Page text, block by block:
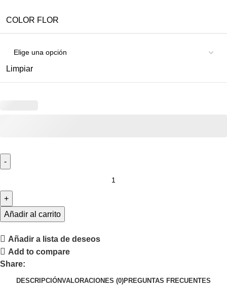
COLOR FLOR
Limpiar
Añadir al carrito
Añadir a lista de deseos
Add to compare
Share:
DESCRIPCIÓNVALORACIONES (0)PREGUNTAS FRECUENTES